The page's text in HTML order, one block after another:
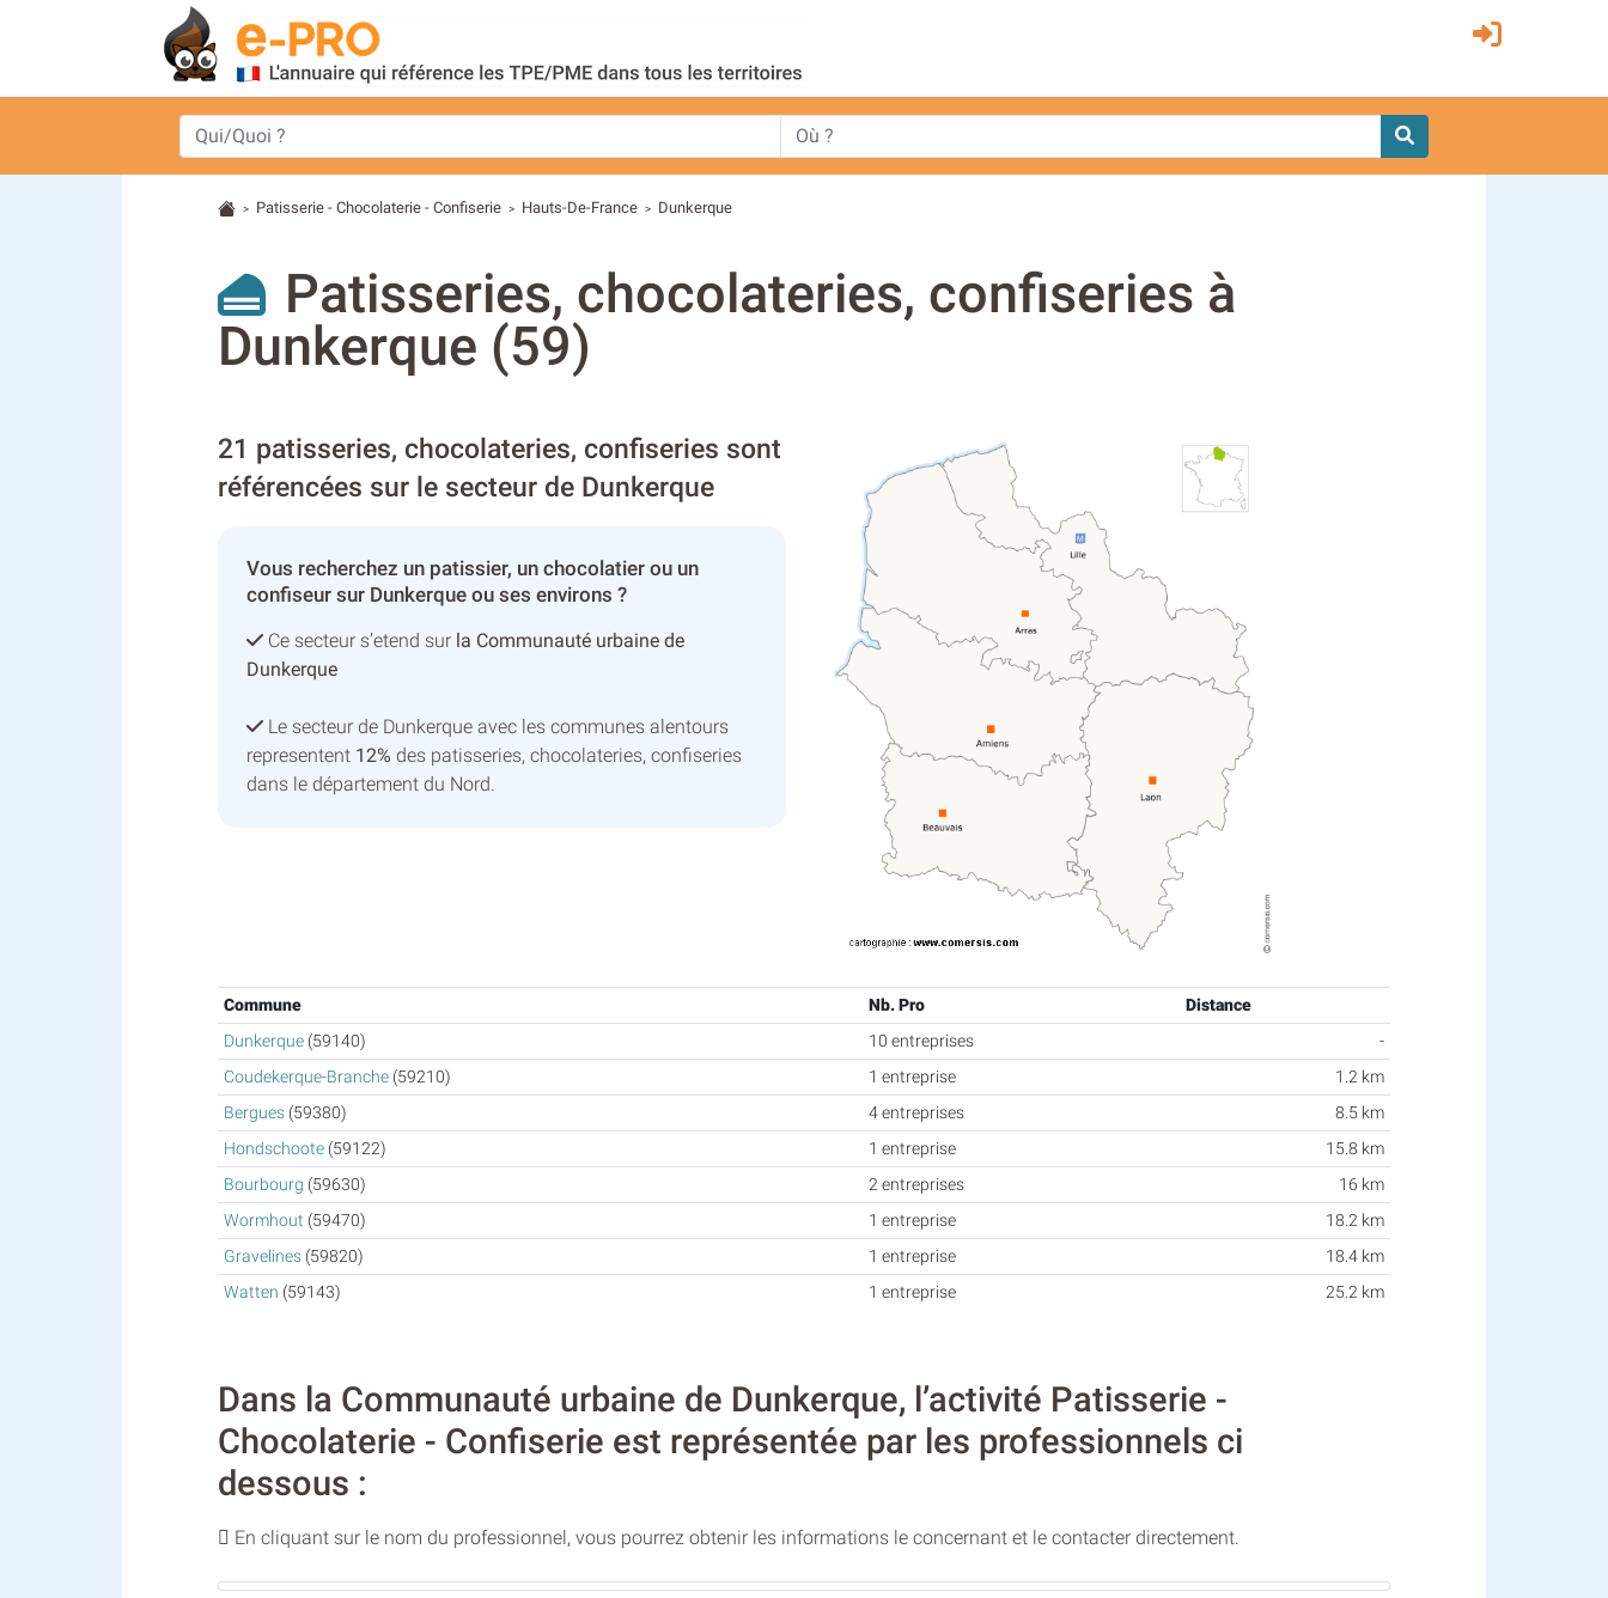
> Patisserie - Chocolaterie - Confiserie > Hauts-De-France > Dunkerque
Patisseries, chocolateries, confiseries à
Dunkerque (59)
21 patisseries, chocolateries, confiseries sont
référencées sur le secteur de Dunkerque
Vous recherchez un patissier, un chocolatier ou un
confiseur sur Dunkerque ou ses environs ?
Ce secteur s’etend sur la Communauté urbaine de
Dunkerque
Le secteur de Dunkerque avec les communes alentours
representent 12% des patisseries, chocolateries, confiseries
dans le département du Nord.
Commune Nb. Pro
Distance
Dunkerque(59140) 10 entreprises
-
Coudekerque-Branche(59210) 1 entreprise
1.2 km
Bergues(59380) 4 entreprises
8.5 km
Hondschoote(59122) 1 entreprise
15.8 km
Bourbourg (59630) 2 entreprises
16 km
Wormhout (59470) 1 entreprise
18.2 km
Gravelines(59820) 1 entreprise
18.4 km
Watten (59143) 1 entreprise 25.2 km
Dans la Communauté urbaine de Dunkerque, l’activité Patisserie -
Chocolaterie - Confiserie est représentée par les professionnels ci
dessous :
En cliquant sur le nom du professionnel, vous pourrez obtenir les informations le concernant et le contacter directement.